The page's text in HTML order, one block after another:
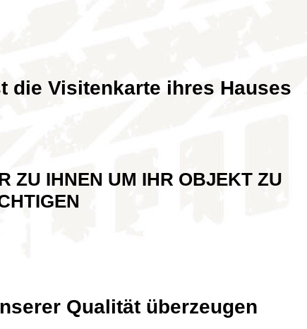
die Visitenkarte ihres Hauses
IHNEN UM IHR OBJEKT ZU
Qualität überzeugen